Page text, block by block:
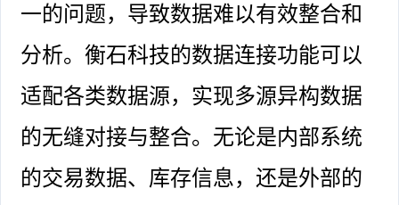
一的问题，导致数据难以有效整合和
分析。衡石科技的数据连接功能可以
适配各类数据源，实现多源异构数据
的无缝对接与整合。无论是内部系统
的交易数据、库存信息，还是外部的